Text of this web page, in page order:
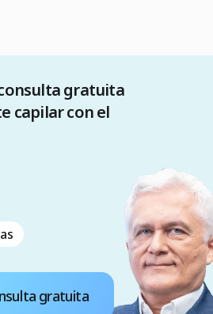
gratuita
capilar con el
gratuita